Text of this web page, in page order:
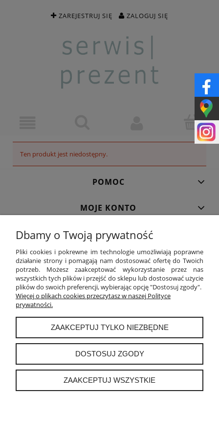
ZAREJESTRUJ SIĘ ZALOGUJ SIĘ
Ten produkt jest niedostępny.
POMOC
MOJE KONTO
PŁATNOŚCI I DOSTAWA
INFORMACJE
O NAS
POKAŻ PEŁNĄ WERSJĘ STRONY
Sklep internetowy Shoper.pl
Dbamy o Twoją prywatność
Pliki cookies i pokrewne im technologie umożliwiają poprawne
działanie strony i pomagają nam dostosować ofertę do Twoich
potrzeb. Możesz zaakceptować wykorzystanie przez nas
wszystkich tych plików i przejść do sklepu lub dostosować użycie
plików do swoich preferencji, wybierając opcję "Dostosuj zgody".
Więcej o plikach cookies przeczytasz w naszej Polityce
prywatności.
ZAAKCEPTUJ TYLKO NIEZBĘDNE
DOSTOSUJ ZGODY
ZAAKCEPTUJ WSZYSTKIE